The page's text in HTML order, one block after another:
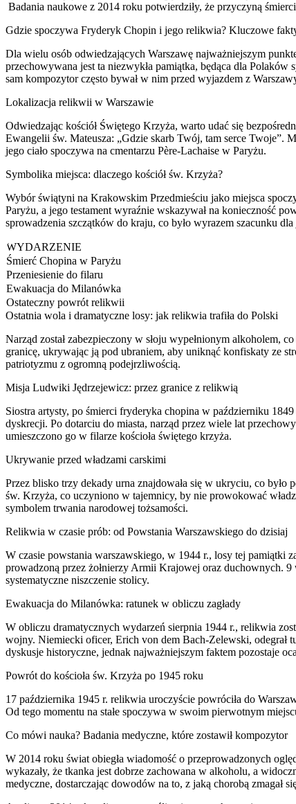
Badania naukowe z 2014 roku potwierdziły, że przyczyną
Gdzie spoczywa Fryderyk Chopin i jego relikwia? Kluczowe
Dla wielu osób odwiedzających Warszawę najważniejszym
przechowywana jest ta niezwykła pamiątka, będąca dla
sam kompozytor często bywał w nim przed wyjazdem z
Lokalizacja relikwii w Warszawie
Odwiedzając kościół Świętego Krzyża, warto udać się
Ewangelii św. Mateusza: „Gdzie skarb Twój, tam serce Twoje”.
jego ciało spoczywa na cmentarzu Père-Lachaise w Paryżu.
Symbolika miejsca: dlaczego kościół św. Krzyża?
Wybór świątyni na Krakowskim Przedmieściu jako miejsca
Paryżu, a jego testament wyraźnie wskazywał na konieczność
sprowadzenia szczątków do kraju, co było wyrazem szacunku
WYDARZENIE
Śmierć Chopina w Paryżu
Przeniesienie do filaru
Ewakuacja do Milanówka
Ostateczny powrót relikwii
Ostatnia wola i dramatyczne losy: jak relikwia trafiła do Polski
Narząd został zabezpieczony w słoju wypełnionym alkoholem,
granicę, ukrywając ją pod ubraniem, aby uniknąć konfiskaty ze
patriotyzmu z ogromną podejrzliwością.
Misja Ludwiki Jędrzejewicz: przez granice z relikwią
Siostra artysty, po śmierci fryderyka chopina w październiku
dyskrecji. Po dotarciu do miasta, narząd przez wiele lat
umieszczono go w filarze kościoła świętego krzyża.
Ukrywanie przed władzami carskimi
Przez blisko trzy dekady urna znajdowała się w ukryciu, co
św. Krzyża, co uczyniono w tajemnicy, by nie prowokować
symbolem trwania narodowej tożsamości.
Relikwia w czasie prób: od Powstania Warszawskiego do dzisiaj
W czasie powstania warszawskiego, w 1944 r., losy tej pamiątki
prowadzoną przez żołnierzy Armii Krajowej oraz duchownych. 9
systematyczne niszczenie stolicy.
Ewakuacja do Milanówka: ratunek w obliczu zagłady
W obliczu dramatycznych wydarzeń sierpnia 1944 r., relikwia
wojny. Niemiecki oficer, Erich von dem Bach-Zelewski, odegrał
dyskusje historyczne, jednak najważniejszym faktem pozostaje
Powrót do kościoła św. Krzyża po 1945 roku
17 października 1945 r. relikwia uroczyście powróciła do
Od tego momentu na stałe spoczywa w swoim pierwotnym
Co mówi nauka? Badania medyczne, które zostawił kompozytor
W 2014 roku świat obiegła wiadomość o przeprowadzonych
wykazały, że tkanka jest dobrze zachowana w alkoholu, a
medyczne, dostarczając dowodów na to, z jaką chorobą zmagał